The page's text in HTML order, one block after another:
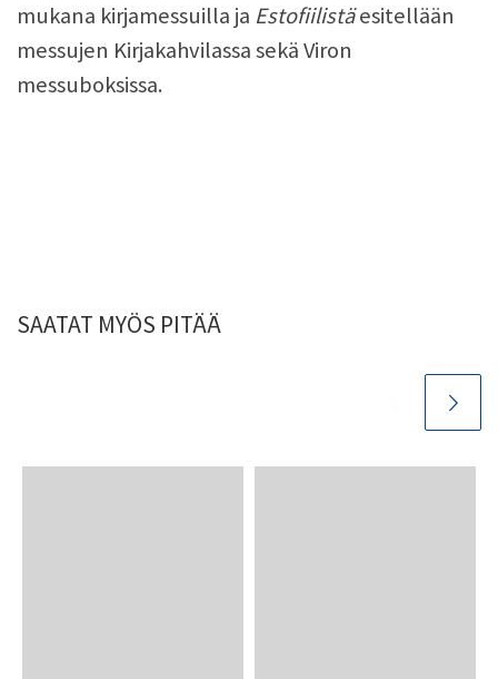
mukana kirjamessuilla ja Estofiilistäesitellään
messujen Kirjakahvilassa sekä Viron
messuboksissa.
SAATAT MYÖS PITÄÄ